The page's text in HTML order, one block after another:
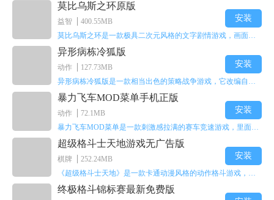
莫比乌斯之环原版
益智
400.55MB
莫比乌斯之环是一款极具二次元风格的文字剧情游戏，画面达到动画级别的视觉效果，玩家将帮助游戏中的二次元少女达成心愿，感兴趣的玩家不妨来体验一下这款游戏！
安装
异形病栋冷狐版
动作
127.73MB
异形病栋冷狐版是一款相当出色的策略战争游戏，它改编自同名电影。玩家会进入一座遍布未知与恐惧的废弃病楼，探寻里面的秘密，揭开潜藏在黑暗里的真相。在游戏过程中，玩家要收集线索和道具，破解各种谜团，还要躲避或者对抗怪物。这款游戏支持中文字幕，能带来沉浸式的恐怖体验，很适合喜爱恐怖解谜的玩家。
安装
暴力飞车MOD菜单手机正版
动作
72.1MB
暴力飞车MOD菜单是一款刺激感拉满的赛车竞速游戏，里面有海量顶级超跑等着玩家去解锁和驾驶。游戏还加入了充满悬念的隐藏宝箱系统，打开宝箱能获得稀有道具、性能强化组件和特殊奖励，这些都能大大提高通关效率和竞技优势，玩起来紧张又爽快，沉浸感特别强。
安装
超级格斗士天地游戏无广告版
棋牌
252.24MB
《超级格斗士天地》是一款卡通动漫风格的动作格斗游戏，能瞬间点燃你的格斗激情，让你迅速热血沸腾。游戏里有海绵宝宝、超能小子、幻影丹尼等众多热门角色可供挑选，趣味性拉满，玩起来容易上瘾，绝对是打发无聊时光的绝佳选择。对这款游戏感兴趣的朋友，欢迎来天尚站体验~
安装
终极格斗锦标赛最新免费版